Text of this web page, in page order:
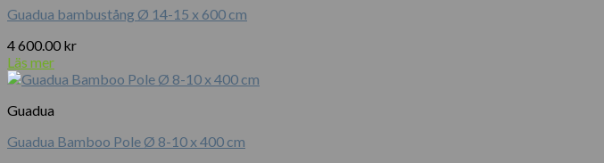
Guadua bambustång Ø 14-15 x 600 cm
4 600.00 kr
Läs mer
Guadua
Guadua Bamboo Pole Ø 8-10 x 400 cm